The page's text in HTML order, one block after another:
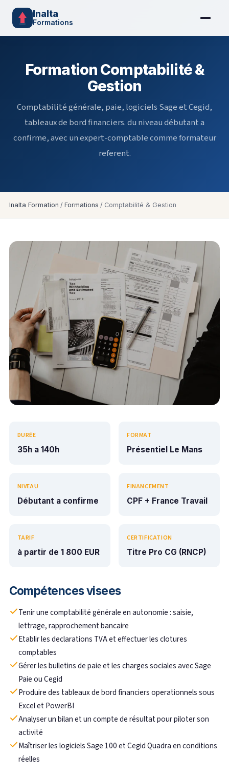
Inalta
Formations
Formation Comptabilité &
Gestion
Comptabilité générale, paie, logiciels Sage et Cegid,
tableaux de bord financiers. du niveau débutant a
confirme, avec un expert-comptable comme formateur
referent.
Inalta Formation / Formations / Comptabilité & Gestion
DURÉE
35h a 140h
FORMAT
Présentiel Le Mans
NIVEAU
Débutant a confirme
FINANCEMENT
CPF + France Travail
TARIF
à partir de 1 800 EUR
CERTIFICATION
Titre Pro CG (RNCP)
Compétences visees
Tenir une comptabilité générale en autonomie : saisie,
lettrage, rapprochement bancaire
Etablir les declarations TVA et effectuer les clotures
comptables
Gérer les bulletins de paie et les charges sociales avec Sage
Paie ou Cegid
Produire des tableaux de bord financiers operationnels sous
Excel et PowerBI
Analyser un bilan et un compte de résultat pour piloter son
activité
Maîtriser les logiciels Sage 100 et Cegid Quadra en conditions
réelles